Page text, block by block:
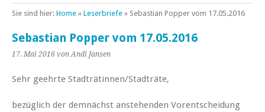
Sie sind hier: Home » Leserbriefe » Sebastian Popper vom 17.05.2016
Sebastian Popper vom 17.05.2016
17. Mai 2016 von Andi Jansen
Sehr geehrte Stadträtinnen/Stadträte,
bezüglich der demnächst anstehenden Vorentscheidung